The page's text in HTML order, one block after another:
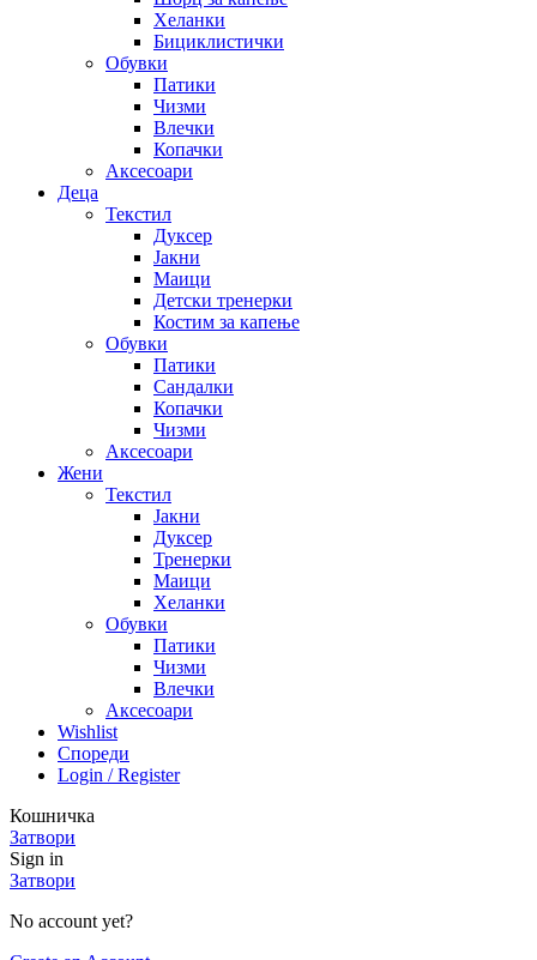
Хеланки
Бициклистички
Обувки
Патики
Чизми
Влечки
Копачки
Аксесоари
Деца
Текстил
Дуксер
Јакни
Маици
Детски тренерки
Костим за капење
Обувки
Патики
Сандалки
Копачки
Чизми
Аксесоари
Жени
Текстил
Јакни
Дуксер
Тренерки
Маици
Хеланки
Обувки
Патики
Чизми
Влечки
Аксесоари
Wishlist
Спореди
Login / Register
Кошничка
Затвори
Sign in
Затвори
No account yet?